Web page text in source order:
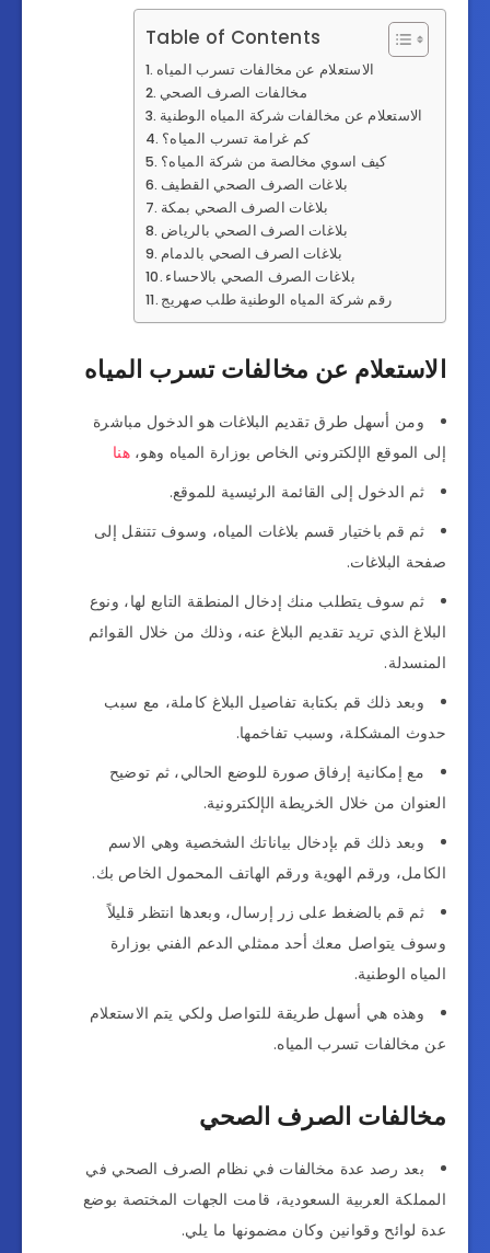
Table of Contents
الاستعلام عن مخالفات تسرب المياه
مخالفات الصرف الصحي
الاستعلام عن مخالفات شركة المياه الوطنية
كم غرامة تسرب المياه؟
كيف اسوي مخالصة من شركة المياه؟
بلاغات الصرف الصحي القطيف
بلاغات الصرف الصحي بمكة
بلاغات الصرف الصحي بالرياض
بلاغات الصرف الصحي بالدمام
بلاغات الصرف الصحي بالاحساء
رقم شركة المياه الوطنية طلب صهريج
الاستعلام عن مخالفات تسرب المياه
ومن أسهل طرق تقديم البلاغات هو الدخول مباشرة
إلى الموقع الإلكتروني الخاص بوزارة المياه وهو،هنا
ثم الدخول إلى القائمة الرئيسية للموقع.
ثم قم باختيار قسم بلاغات المياه، وسوف تتنقل إلى
صفحة البلاغات.
ثم سوف يتطلب منك إدخال المنطقة التابع لها، ونوع
البلاغ الذي تريد تقديم البلاغ عنه، وذلك من خلال القوائم
المنسدلة.
وبعد ذلك قم بكتابة تفاصيل البلاغ كاملة، مع سبب
حدوث المشكلة، وسبب تفاخمها.
مع إمكانية إرفاق صورة للوضع الحالي، ثم توضيح
العنوان من خلال الخريطة الإلكترونية.
وبعد ذلك قم بإدخال بياناتك الشخصية وهي الاسم
الكامل، ورقم الهوية ورقم الهاتف المحمول الخاص بك.
ثم قم بالضغط على زر إرسال، وبعدها انتظر قليلاً
وسوف يتواصل معك أحد ممثلي الدعم الفني بوزارة
المياه الوطنية.
وهذه هي أسهل طريقة للتواصل ولكي يتم الاستعلام
عن مخالفات تسرب المياه.
مخالفات الصرف الصحي
بعد رصد عدة مخالفات في نظام الصرف الصحي في
المملكة العربية السعودية، قامت الجهات المختصة بوضع
عدة لوائح وقوانين وكان مضمونها ما يلي.